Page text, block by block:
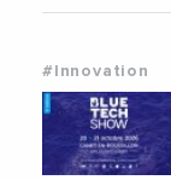
#Innovation